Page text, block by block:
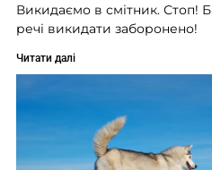
Викидаємо в смітник. Стоп!
речі викидати заборонено!
Читати далі